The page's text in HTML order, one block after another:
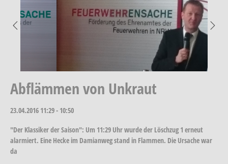
Previous
Abflämmen von Unkraut
23.04.2016 11:29 - 10:50
"Der Klassiker der Saison": Um 11:29 Uhr wurde der Löschzug 1 erneut
alarmiert. Eine Hecke im Damianweg stand in Flammen. Die Ursache war
da